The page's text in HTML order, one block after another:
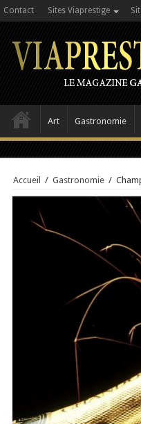
Contact Sites Viaprestige
Art Gastronomie
Accueil / Gastronomie /